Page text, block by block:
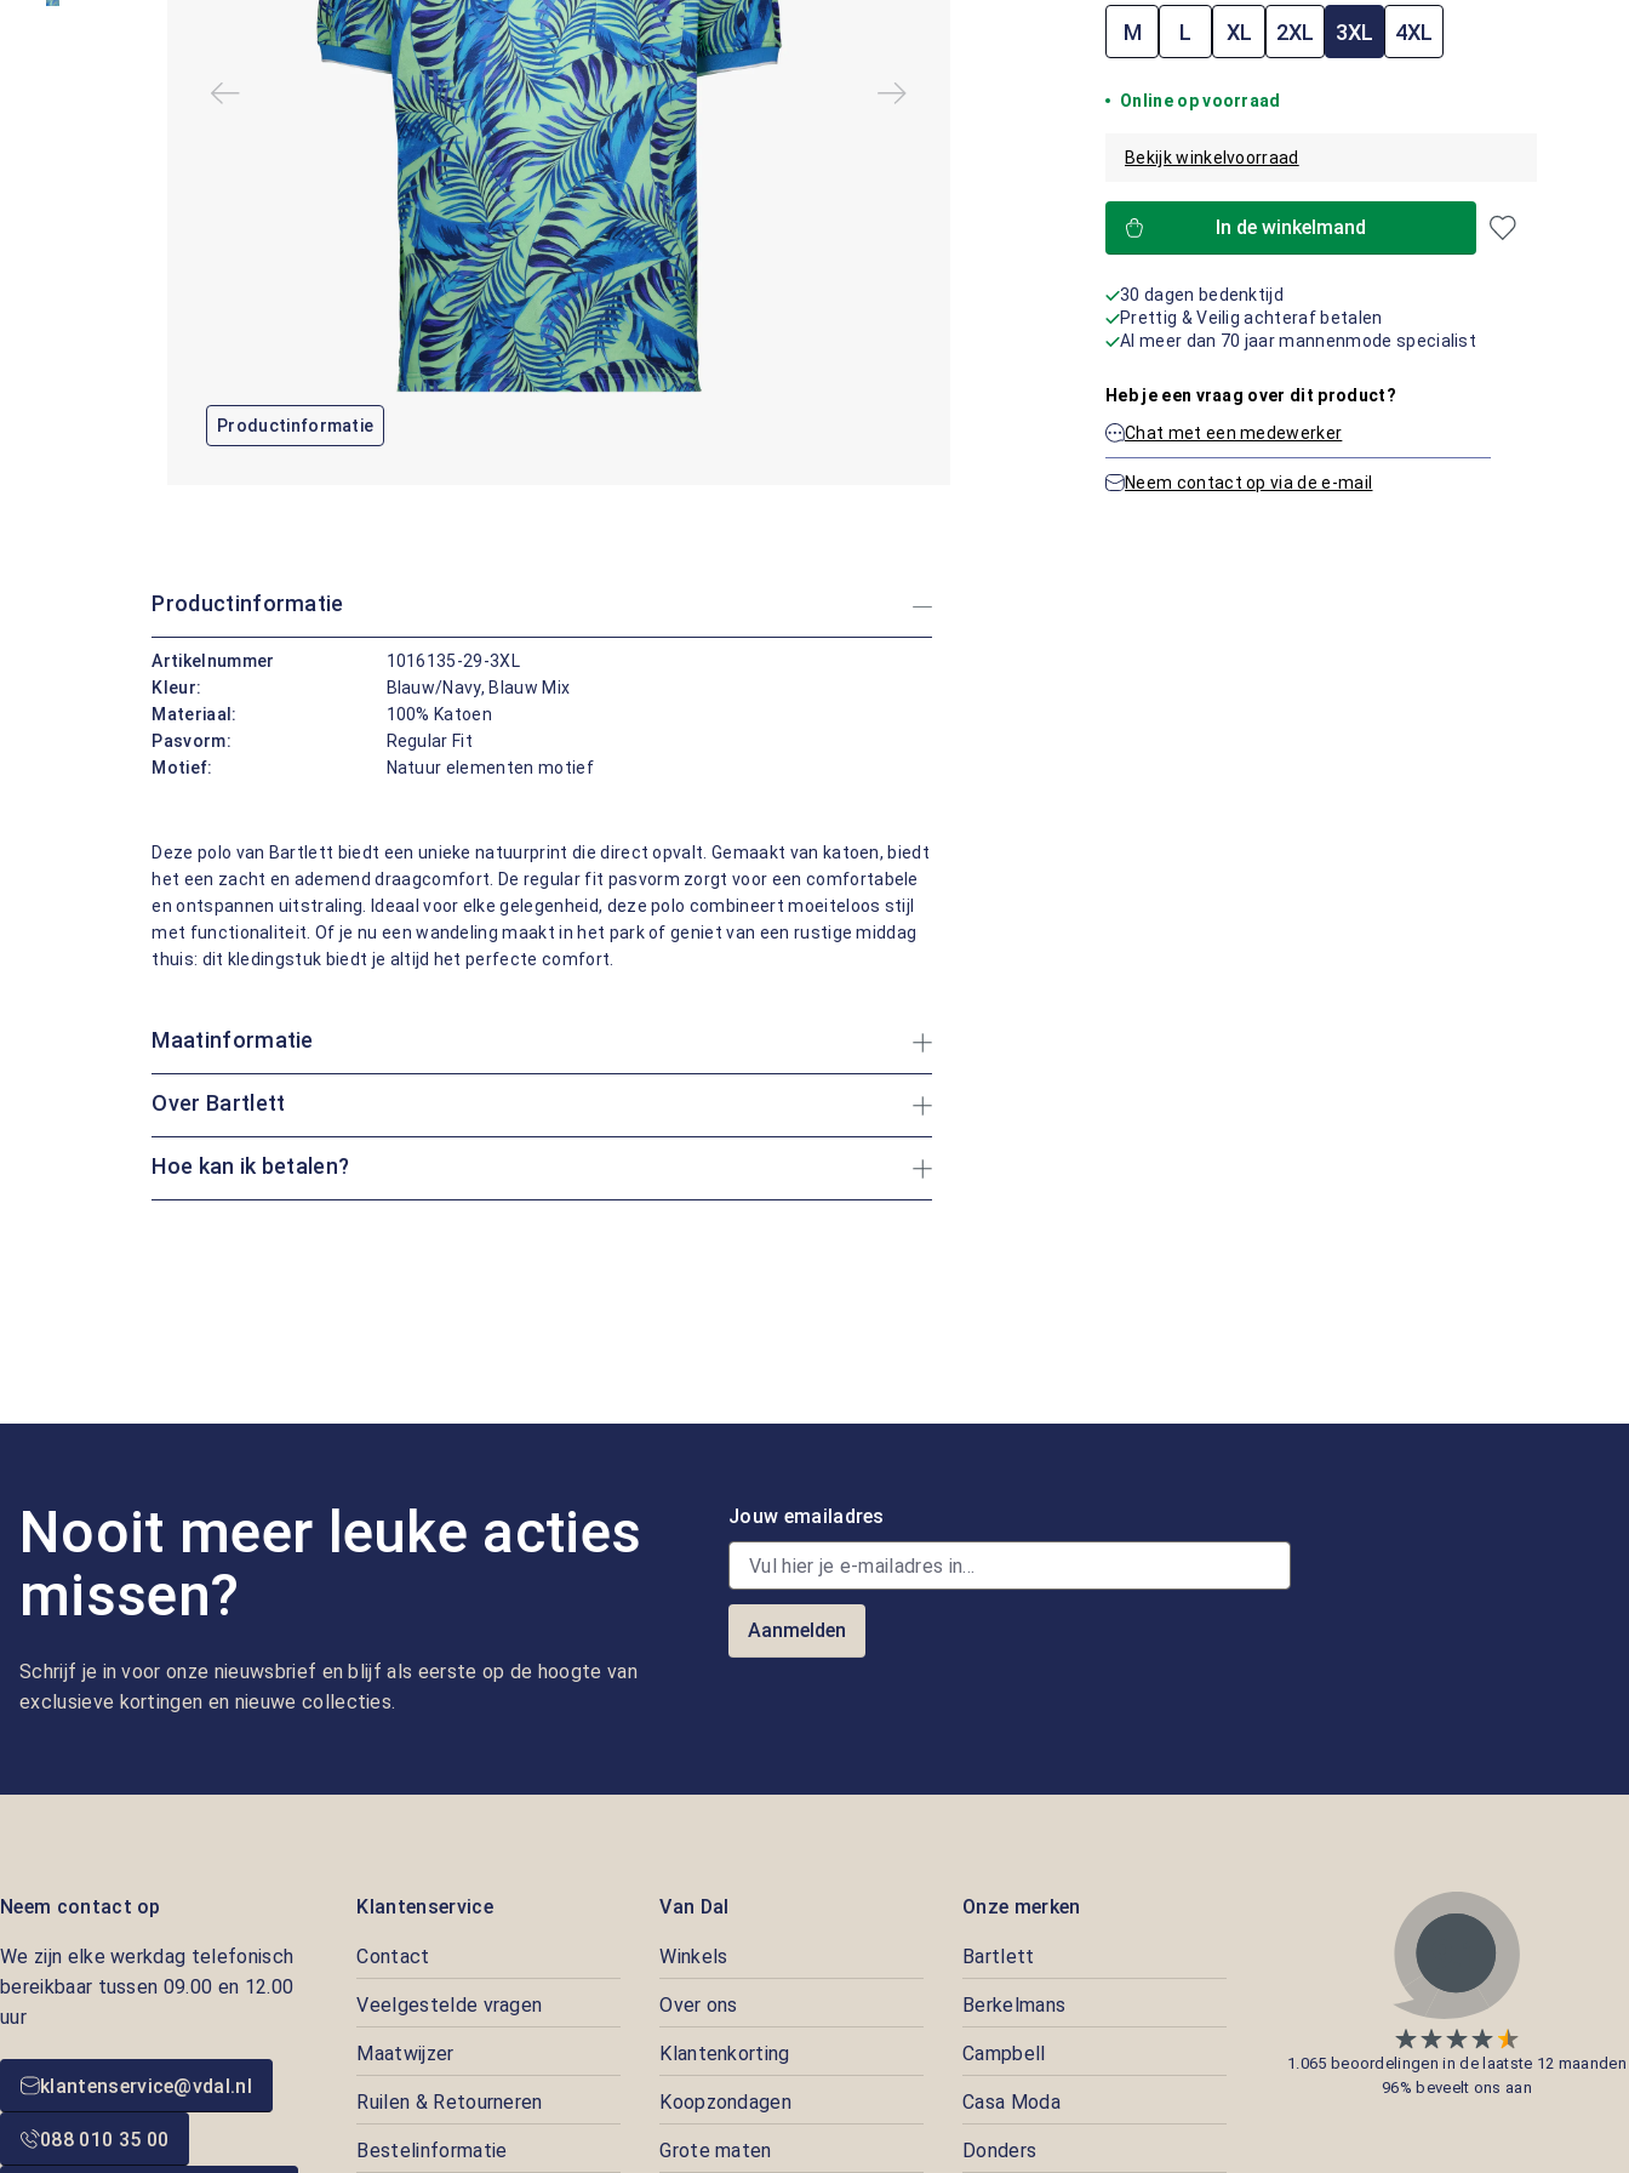
Productinformatie
M L XL 2XL 3XL 4XL
Online op voorraad
Bekijk winkelvoorraad
In de winkelmand
30 dagen bedenktijd
Prettig & Veilig achteraf betalen
Al meer dan 70 jaar mannenmode specialist
Heb je een vraag over dit product?
Chat met een medewerker
Neem contact op via de e-mail
Productinformatie
Artikelnummer
1016135-29-3XL
Kleur:
Blauw/Navy, Blauw Mix
Materiaal:
100% Katoen
Pasvorm:
Regular Fit
Motief:
Natuur elementen motief
Deze polo van Bartlett biedt een unieke natuurprint die direct opvalt. Gemaakt van katoen, biedt
het een zacht en ademend draagcomfort. De regular fit pasvorm zorgt voor een comfortabele
en ontspannen uitstraling. Ideaal voor elke gelegenheid, deze polo combineert moeiteloos stijl
met functionaliteit. Of je nu een wandeling maakt in het park of geniet van een rustige middag
thuis: dit kledingstuk biedt je altijd het perfecte comfort.
Maatinformatie
Over Bartlett
Hoe kan ik betalen?
Nooit meer leuke acties
missen?
Schrijf je in voor onze nieuwsbrief en blijf als eerste op de hoogte van
exclusieve kortingen en nieuwe collecties.
Jouw emailadres
Aanmelden
Neem contact op
We zijn elke werkdag telefonisch
bereikbaar tussen 09.00 en 12.00
uur
klantenservice@vdal.nl
088 010 35 00
Klantenservice
Contact
Veelgestelde vragen
Maatwijzer
Ruilen & Retourneren
Bestelinformatie
Van Dal
Winkels
Over ons
Klantenkorting
Koopzondagen
Grote maten
Onze merken
Bartlett
Berkelmans
Campbell
Casa Moda
Donders
1.065 beoordelingen in de laatste 12 maanden
96% beveelt ons aan